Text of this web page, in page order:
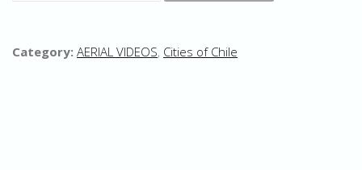
Category: AERIAL VIDEOS, Cities of Chile